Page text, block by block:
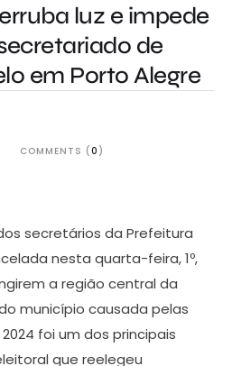
luz e impede
de
em Porto Alegre
COMMENTS (0 )
secretários da Prefeitura
nesta quarta-feira, 1º,
a região central da
município causada pelas
foi um dos principais
que reelegeu